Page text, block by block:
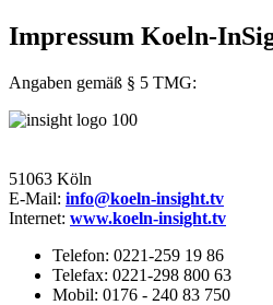
Impressum Koeln-
Angaben gemäß § 5 TMG:
51063 Köln
E-Mail: info@koeln-insight.tv
Internet: www.koeln-insight.tv
Telefon: 0221-259 19 86
Telefax: 0221-298 800 63
Mobil: 0176 - 240 83 750